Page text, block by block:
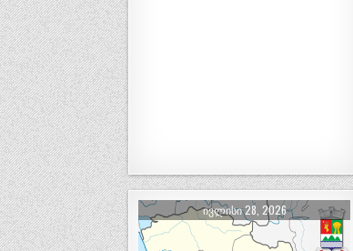
ᲘᲕᲚᲘᲡᲘ 28, 2026